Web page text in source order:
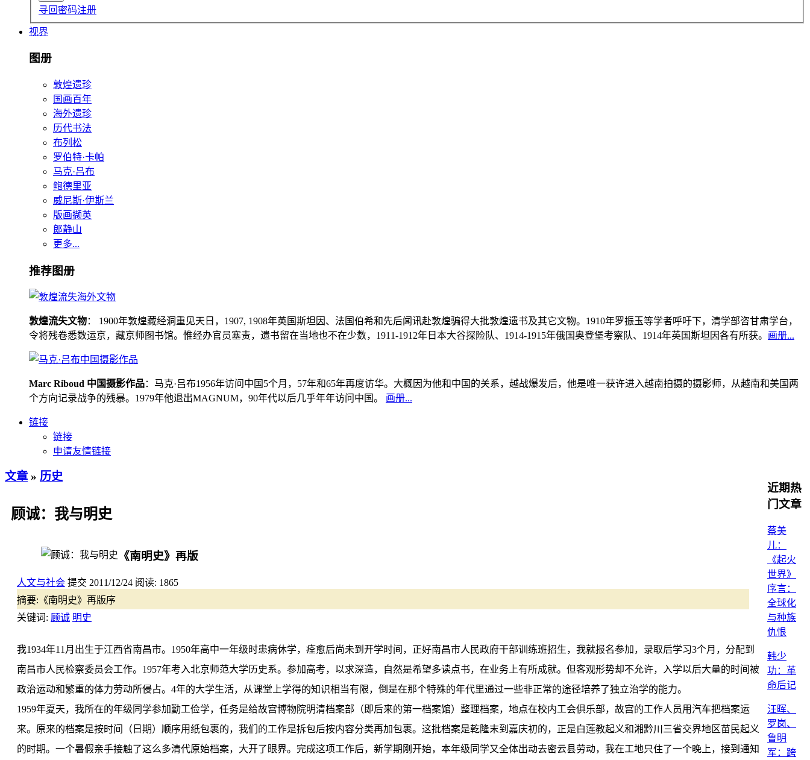
寻回密码注册
视界
图册
敦煌遗珍
国画百年
海外遗珍
历代书法
布列松
罗伯特·卡帕
马克·吕布
鲍德里亚
威尼斯·伊斯兰
版画撷英
郎静山
更多...
推荐图册
敦煌流失文物： 1900年敦煌藏经洞重见天日，1907, 1908年英国斯坦因、法国伯希和先后闻讯赴敦煌骗得大批敦煌遗书及其它文物。1910年罗振玉等学者呼吁下，清学部咨甘肃学台，
令将残卷悉数运京，藏京师图书馆。惟经办官员塞责，遗书留在当地也不在少数，1911-1912年日本大谷探险队、1914-1915年俄国奥登堡考察队、1914年英国斯坦因各有所获。 画册...
Marc Riboud 中国摄影作品：马克·吕布1956年访问中国5个月，57年和65年再度访华。大概因为他和中国的关系，越战爆发后，他是唯一获许进入越南拍摄的摄影师，从越南和美国两
个方向记录战争的残暴。1979年他退出MAGNUM，90年代以后几乎年年访问中国。 画册...
链接
链接
申请友情链接
文章 » 历史
顾诚：我与明史
《南明史》再版
人文与社会 提交 2011/12/24 阅读: 1865
摘要: 《南明史》再版序
关键词: 顾诚 明史
我1934年11月出生于江西省南昌市。1950年高中一年级时患病休学，痊愈后尚未到开学时间，正好南昌市人民政府干部训练班招生，我就报名参加，录取后学习3个月，分配到
南昌市人民检察委员会工作。1957年考入北京师范大学历史系。参加高考，以求深造，自然是希望多读点书，在业务上有所成就。但客观形势却不允许，入学以后大量的时间被
政治运动和繁重的体力劳动所侵占。4年的大学生活，从课堂上学得的知识相当有限，倒是在那个特殊的年代里通过一些非正常的途径培养了独立治学的能力。
1959年夏天，我所在的年级同学参加勤工俭学，任务是给故宫博物院明清档案部（即后来的第一档案馆）整理档案，地点在校内工会俱乐部，故宫的工作人员用汽车把档案运
来。原来的档案是按时间（日期）顺序用纸包裹的，我们的工作是拆包后按内容分类再加包裹。这批档案是乾隆末到嘉庆初的，正是白莲教起义和湘黔川三省交界地区苗民起义
的时期。一个暑假亲手接触了这么多清代原始档案，大开了眼界。完成这项工作后，新学期刚开始，本年级同学又全体出动去密云县劳动，我在工地只住了一个晚上，接到通知
近期热
门文章
蔡美
儿：
《起火
世界》
序言：
全球化
与种族
仇恨
韩少
功：革
命后记
汪晖、
罗岗、
鲁明
军：跨